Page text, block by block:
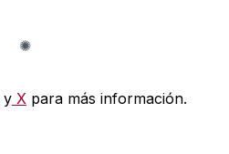
y X para más información.